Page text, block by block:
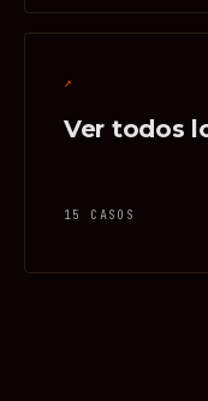
↗
Ver todos
15 CASOS